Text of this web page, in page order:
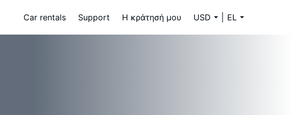
Car rentals Support Η κράτησή μου USD EL